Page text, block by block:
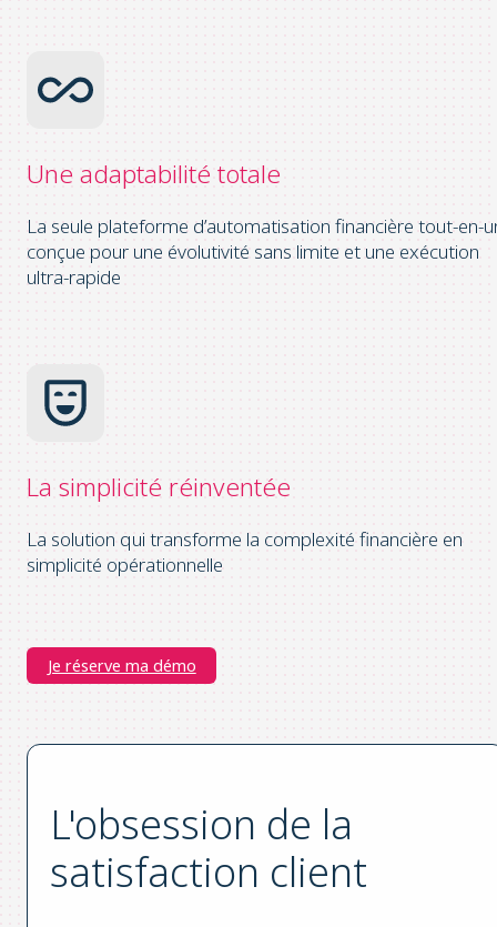
Une adaptabilité totale
La seule plateforme d’automatisation financière tout-en-
conçue pour une évolutivité sans limite et une exécution
ultra-rapide
La simplicité réinventée
La solution qui transforme la complexité financière en
simplicité opérationnelle
Je réserve ma démo
L'obsession de la
satisfaction client